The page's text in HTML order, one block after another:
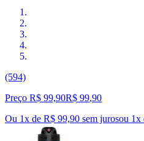
(594)
Preço R$ 99,90R$ 99,90
Ou 1x de R$ 99,90 sem jurosou 1x